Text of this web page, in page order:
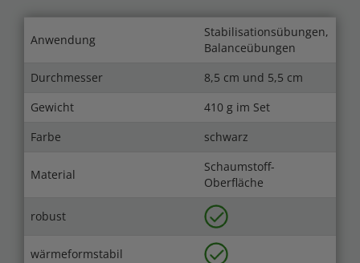
Anwendung
Stabilisationsübungen,
Balanceübungen
Durchmesser
8,5 cm und 5,5 cm
Gewicht
410 g im Set
Farbe
schwarz
Material
Schaumstoff-
Oberfläche
robust
wärmeformstabil